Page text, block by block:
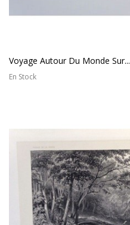
Voyage Autour Du Monde Sur...
En Stock